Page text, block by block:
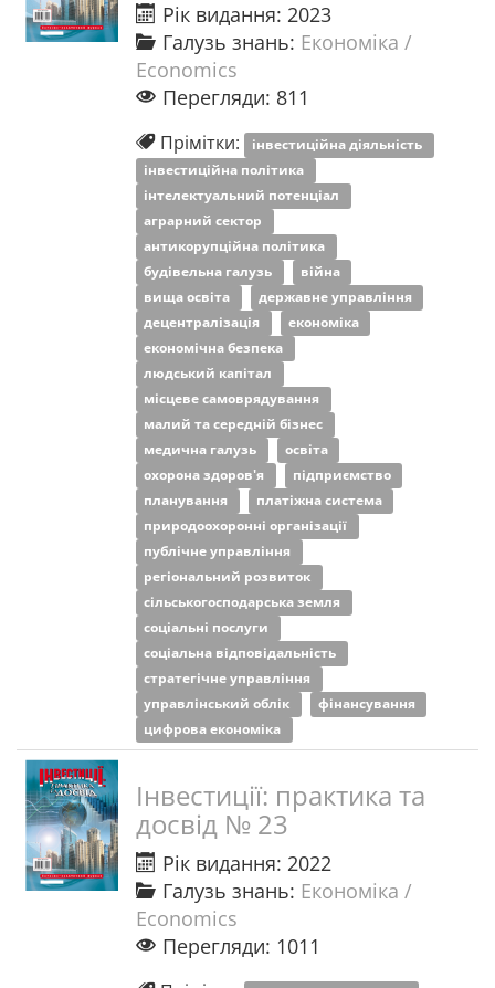
Рік видання: 2023
Галузь знань: Економіка /
Economics
Перегляди: 811
Прімітки: інвестиційна діяльність
інвестиційна політика
інтелектуальний потенціал
аграрний сектор
антикорупційна політика
будівельна галузь
війна
вища освіта
державне управління
децентралізація
економіка
економічна безпека
людський капітал
місцеве самоврядування
малий та середній бізнес
медична галузь
освіта
охорона здоров'я
підприємство
планування
платіжна система
природоохоронні організації
публічне управління
регіональний розвиток
сільськогосподарська земля
соціальні послуги
соціальна відповідальність
стратегічне управління
управлінський облік
фінансування
цифрова економіка
Інвестиції: практика та
досвід № 23
Рік видання: 2022
Галузь знань: Економіка /
Economics
Перегляди: 1011